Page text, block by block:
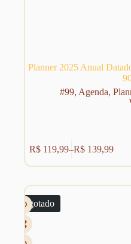
Planner 2025 Anual
#99, Agenda,
R$ 119,99–R$ 139,99
Faixa
de
R$ 119,99
produto
tem
variantes.
As
opções
podem
ser
escolhidas
Esgotado